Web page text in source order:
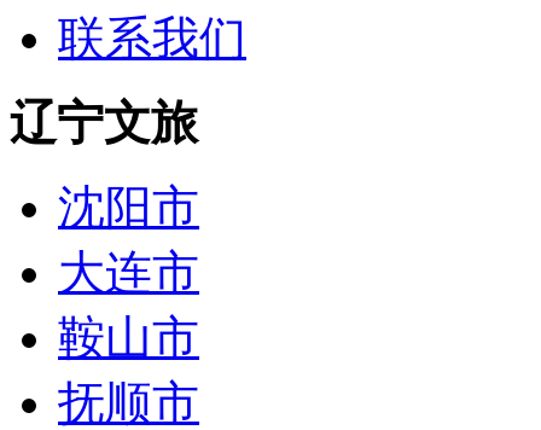
联系我们
辽宁文旅
沈阳市
大连市
鞍山市
抚顺市